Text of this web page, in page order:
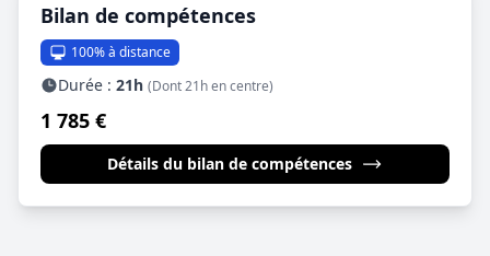
Bilan de compétences
100% à distance
Durée : 21h (Dont 21h en centre)
1 785 €
Détails du bilan de compétences